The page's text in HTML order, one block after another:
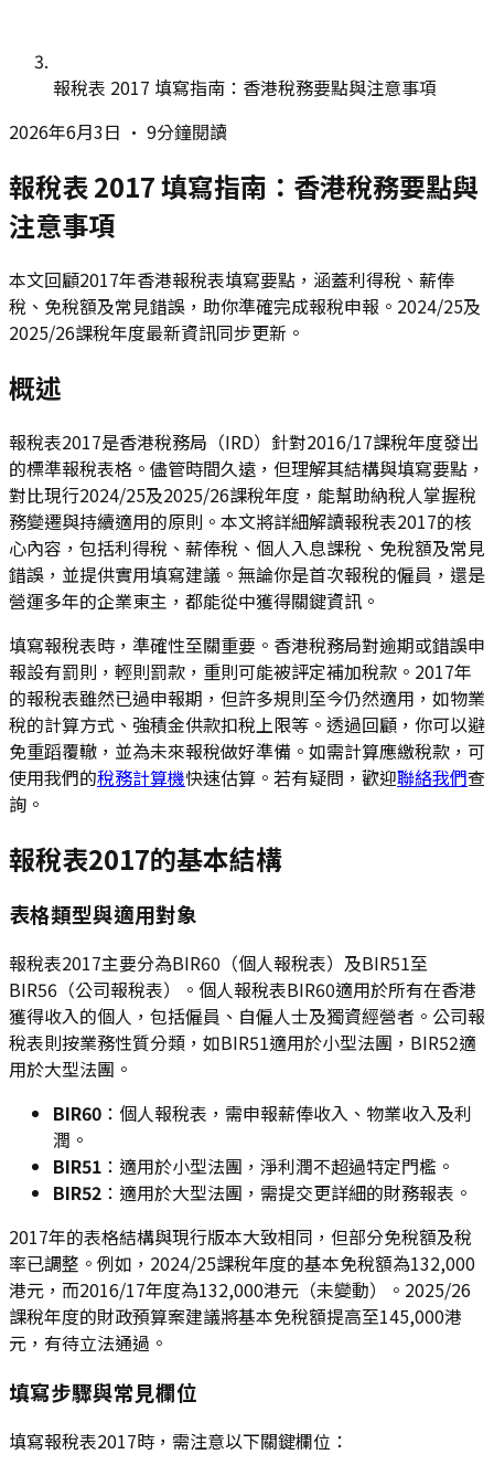
報稅表 2017 填寫指南：香港稅務要點與注意事項
2026年6月3日 • 9分鐘閱讀
報稅表 2017 填寫指南：香港稅務要點與
注意事項
本文回顧2017年香港報稅表填寫要點，涵蓋利得稅、薪俸
稅、免稅額及常見錯誤，助你準確完成報稅申報。2024/25及
2025/26課稅年度最新資訊同步更新。
概述
報稅表2017是香港稅務局（IRD）針對2016/17課稅年度發出
的標準報稅表格。儘管時間久遠，但理解其結構與填寫要點，
對比現行2024/25及2025/26課稅年度，能幫助納稅人掌握稅
務變遷與持續適用的原則。本文將詳細解讀報稅表2017的核
心內容，包括利得稅、薪俸稅、個人入息課稅、免稅額及常見
錯誤，並提供實用填寫建議。無論你是首次報稅的僱員，還是
營運多年的企業東主，都能從中獲得關鍵資訊。
填寫報稅表時，準確性至關重要。香港稅務局對逾期或錯誤申
報設有罰則，輕則罰款，重則可能被評定補加稅款。2017年
的報稅表雖然已過申報期，但許多規則至今仍然適用，如物業
稅的計算方式、強積金供款扣稅上限等。透過回顧，你可以避
免重蹈覆轍，並為未來報稅做好準備。如需計算應繳稅款，可
使用我們的稅務計算機快速估算。若有疑問，歡迎聯絡我們查
詢。
報稅表2017的基本結構
表格類型與適用對象
報稅表2017主要分為BIR60（個人報稅表）及BIR51至
BIR56（公司報稅表）。個人報稅表BIR60適用於所有在香港
獲得收入的個人，包括僱員、自僱人士及獨資經營者。公司報
稅表則按業務性質分類，如BIR51適用於小型法團，BIR52適
用於大型法團。
BIR60 ：個人報稅表，需申報薪俸收入、物業收入及利
潤。
BIR51 ：適用於小型法團，淨利潤不超過特定門檻。
BIR52 ：適用於大型法團，需提交更詳細的財務報表。
2017年的表格結構與現行版本大致相同，但部分免稅額及稅
率已調整。例如，2024/25課稅年度的基本免稅額為132,000
港元，而2016/17年度為132,000港元（未變動）。2025/26
課稅年度的財政預算案建議將基本免稅額提高至145,000港
元，有待立法通過。
填寫步驟與常見欄位
填寫報稅表2017時，需注意以下關鍵欄位：